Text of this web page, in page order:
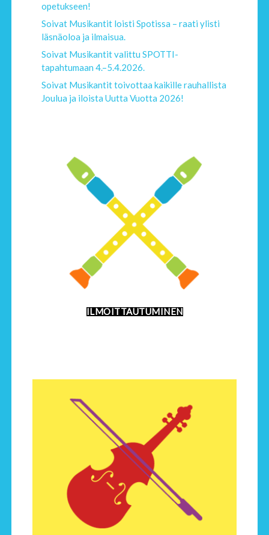
opetukseen!
Soivat Musikantit loisti Spotissa – raati ylisti
läsnäoloa ja ilmaisua.
Soivat Musikantit valittu SPOTTI-
tapahtumaan 4.–5.4.2026.
Soivat Musikantit toivottaa kaikille rauhallista
Joulua ja iloista Uutta Vuotta 2026!
ILMOITTAUTUMINEN